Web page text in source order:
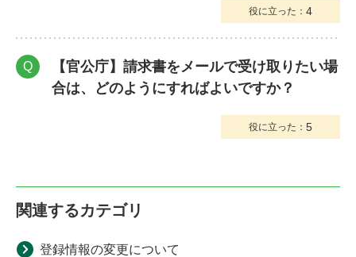
役に立った： 4
Q
【官公庁】請求書をメールで受け取りたい場
合は、どのようにすればよいですか？
役に立った： 5
関連するカテゴリ
登録情報の変更について